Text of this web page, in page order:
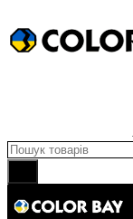
Products search
до